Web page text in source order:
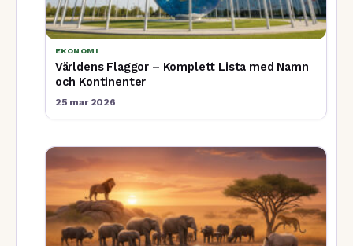
EKONOMI
Världens Flaggor – Komplett Lista med Namn
och Kontinenter
25 mar 2026